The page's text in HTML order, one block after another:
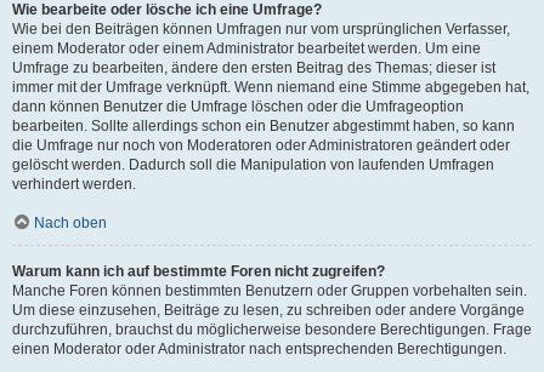
Wie bearbeite oder lösche ich eine Umfrage?
Wie bei den Beiträgen können Umfragen nur vom ursprünglichen Verfasser,
einem Moderator oder einem Administrator bearbeitet werden. Um eine
Umfrage zu bearbeiten, ändere den ersten Beitrag des Themas; dieser ist
immer mit der Umfrage verknüpft. Wenn niemand eine Stimme abgegeben hat,
dann können Benutzer die Umfrage löschen oder die Umfrageoption
bearbeiten. Sollte allerdings schon ein Benutzer abgestimmt haben, so kann
die Umfrage nur noch von Moderatoren oder Administratoren geändert oder
gelöscht werden. Dadurch soll die Manipulation von laufenden Umfragen
verhindert werden.
Nach oben
Warum kann ich auf bestimmte Foren nicht zugreifen?
Manche Foren können bestimmten Benutzern oder Gruppen vorbehalten sein.
Um diese einzusehen, Beiträge zu lesen, zu schreiben oder andere Vorgänge
durchzuführen, brauchst du möglicherweise besondere Berechtigungen. Frage
einen Moderator oder Administrator nach entsprechenden Berechtigungen.